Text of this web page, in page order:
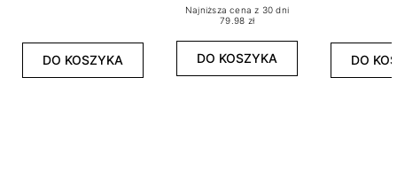
DO KOSZYKA
Najniższa cena z 30 dni
79.98 zł
DO KOSZYKA DO